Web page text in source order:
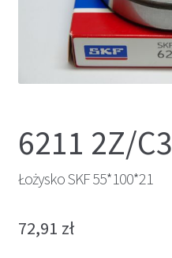
6211 2Z/C3
Łożysko SKF 55*100*21
72,91 zł